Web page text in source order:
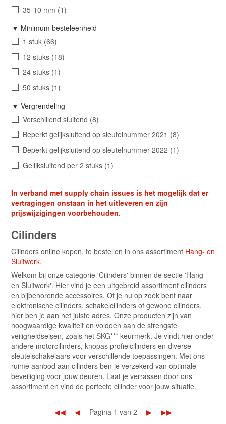
35-10 mm 1
30-40 mm 2
30-45 mm
35-35 mm 2
40-40 mm 2
45-45 mm 2
Minimum besteleenheid
1 stuk 66
12 stuks 18
24 stuks 1
50 stuks 1
Vergrendeling
Verschillend sluitend 8
Beperkt gelijksluitend op sleutelnummer 2021 8
Beperkt gelijksluitend op sleutelnummer 2022 1
Gelijksluitend per 2 stuks 1
In verband met supply chain issues is het mogelijk dat er
vertragingen onstaan in het uitleveren en zijn
prijswijzigingen voorbehouden.
Cilinders
Cilinders online kopen, te bestellen in ons assortiment Hang- en
Sluitwerk.
Welkom bij onze categorie 'Cilinders' binnen de sectie 'Hang-
en Sluitwerk'. Hier vind je een uitgebreid assortiment cilinders
en bijbehorende accessoires. Of je nu op zoek bent naar
elektronische cilinders, schakelcilinders of gewone cilinders,
hier ben je aan het juiste adres. Onze producten zijn van
hoogwaardige kwaliteit en voldoen aan de strengste
veiligheidseisen, zoals het SKG*** keurmerk. Je vindt hier onder
andere motorcilinders, knopas profielcilinders en diverse
sleutelschakelaars voor verschillende toepassingen. Met ons
ruime aanbod aan cilinders ben je verzekerd van optimale
beveiliging voor jouw deuren. Laat je verrassen door ons
assortiment en vind de perfecte cilinder voor jouw situatie.
◀◀ ◀ Pagina 1 van 2 ▶ ▶▶